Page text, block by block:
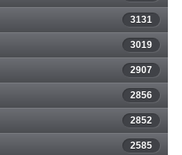
3131
3019
2907
2856
2852
2585